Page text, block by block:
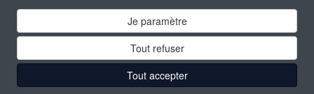
Je paramètre
Tout refuser
Tout accepter